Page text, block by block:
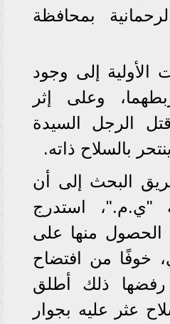
بمحافظة
الأولية إلى وجود
وعلى إثر
قتل الرجل السيدة
بالسلاح ذاته.
البحث إلى أن
"ي.م."، استدرج
منها على
خوفًا من افتضاح
ذلك أطلق
عثر عليه بجوار